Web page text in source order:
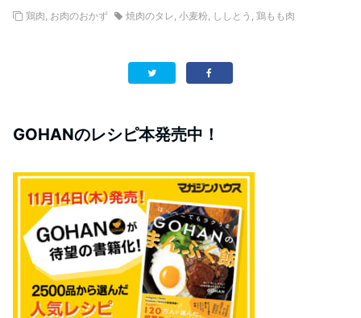
鶏肉, お肉のおかず 焼肉のタレ, 小麦粉, ししとう , 鶏もも肉
GOHANのレシピ本発売中！